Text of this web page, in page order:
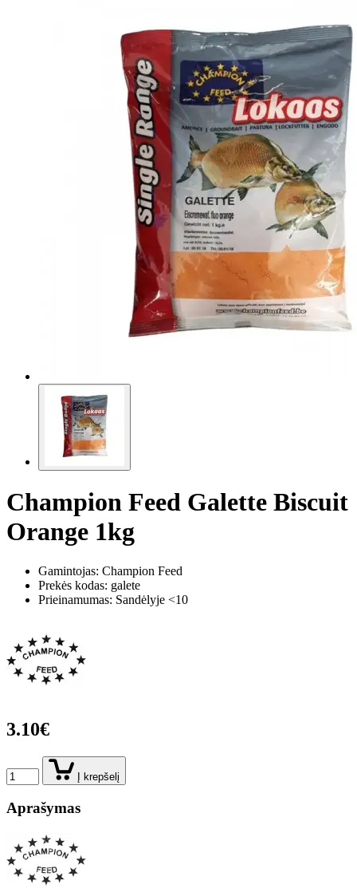
Champion Feed Galette Biscuit
Orange 1kg
Gamintojas: Champion Feed
Prekės kodas: galete
Prieinamumas: Sandėlyje <10
3.10€
Į krepšelį
Aprašymas